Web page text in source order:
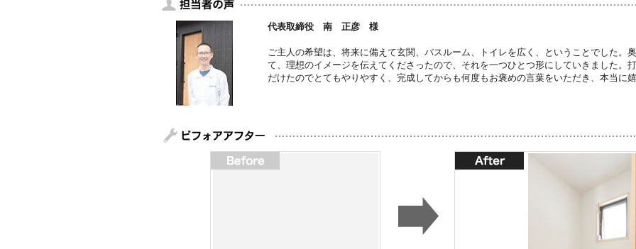
代表取締役 南 正彦 様
ご主人の希望は、将来に備えて玄関、バスルーム、トイレを広く、ということでした。
て、理想のイメージを伝えてくださったので、それを一つひとつ形にしていきました。
だけたのでとてもやりやすく、完成してからも何度もお褒めの言葉をいただき、本当に